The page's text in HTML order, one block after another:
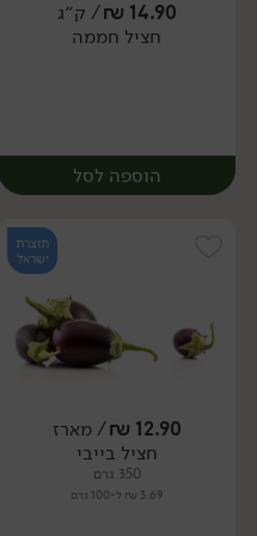
יח׳
14.90
₪/ ק״ג
חציל חממה
הוספה לסל
יח׳ ק״ג
תוצרת
ישראל
12.90
₪/ מארז
חציל בייבי
350 גרם
3.69 ₪ ל-100 גרם